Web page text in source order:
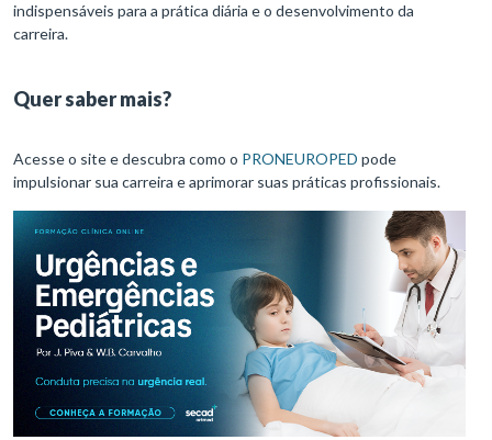
indispensáveis para a prática diária e o desenvolvimento da
carreira.
Quer saber mais?
Acesse o site e descubra como o PRONEUROPED pode
impulsionar sua carreira e aprimorar suas práticas profissionais.